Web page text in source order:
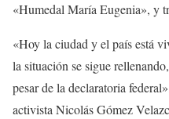
«Humedal María Eugenia», y
«Hoy la ciudad y el país está
la situación se sigue
pesar de la declaratoria
activista Nicolás Gómez